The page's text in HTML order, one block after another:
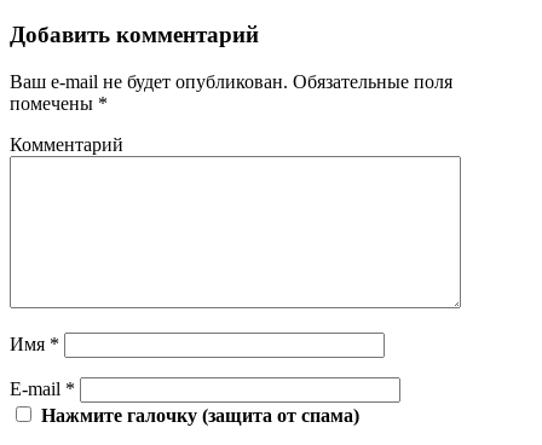
Добавить комментарий
Ваш e-mail не будет опубликован. Обязательные поля
помечены *
Комментарий
Имя *
E-mail *
Нажмите галочку (защита от спама)